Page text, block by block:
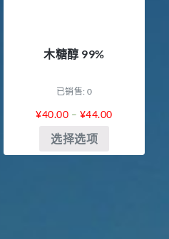
木糖醇 99%
已销售: 0
¥40.00 – ¥44.00
选择选项